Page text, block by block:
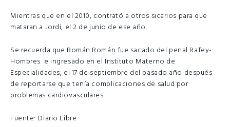
Mientras que en el 2010, contrató a otros sicarios para que
mataran a Jordi, el 2 de junio de ese año.
Se recuerda que Román Román fue sacado del penal Rafey-
Hombres e ingresado en el Instituto Materno de
Especialidades, el 17 de septiembre del pasado año después
de reportarse que tenía complicaciones de salud por
problemas cardiovasculares.
Fuente: Diario Libre